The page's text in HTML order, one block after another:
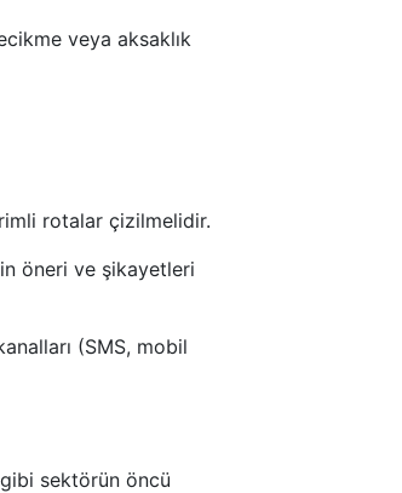
veya aksaklık
rotalar çizilmelidir.
öneri ve şikayetleri
(SMS, mobil
gibi sektörün öncü